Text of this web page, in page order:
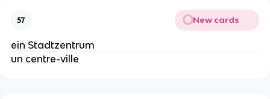
57 New cards
ein Stadtzentrum
un centre-ville